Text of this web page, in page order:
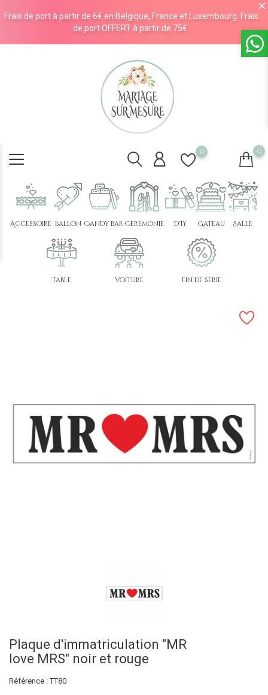
Frais de port à partir de 6€ en Belgique, France et Luxembourg. Frais
de port OFFERT à partir de 75€.
0 0
Accessoire Ballon Candy bar Cérémonie DIY Gâteau Salle
Table Voiture Fin de série
Plaque d'immatriculation "MR
love MRS" noir et rouge
Référence : TT80